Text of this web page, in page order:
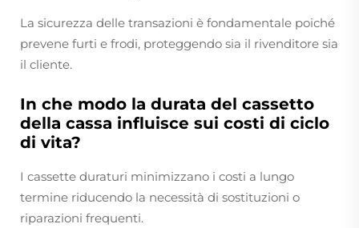
La sicurezza delle transazioni è fondamentale poiché
prevene furti e frodi, proteggendo sia il rivenditore sia
il cliente.
In che modo la durata del cassetto
della cassa influisce sui costi di ciclo
di vita?
I cassette duraturi minimizzano i costi a lungo
termine riducendo la necessità di sostituzioni o
riparazioni frequenti.